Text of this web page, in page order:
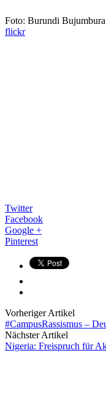
Foto: Burundi
flickr
Twitter
Facebook
Google +
Pinterest
Vorheriger Artikel
#CampusRassismus –
Nächster Artikel
Nigeria: Freispruch für